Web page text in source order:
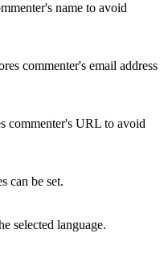
name to avoid
commenter's email address
commenter's URL to avoid
can be set.
selected language.